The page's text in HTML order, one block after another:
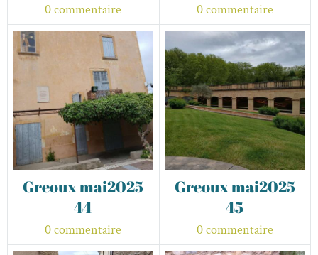
0 commentaire 0 commentaire
Greoux mai2025
44
0 commentaire
Greoux mai2025
45
0 commentaire